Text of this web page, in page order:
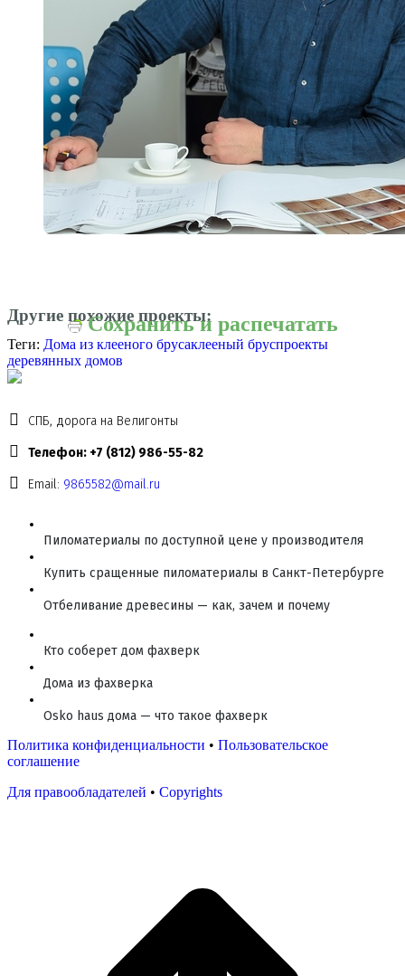
Другие похожие проекты:
Сохранить и распечатать
Теги: Дома из клееного брусаклееный бруспроекты
деревянных домов
СПБ, дорога на Велигонты
Телефон: +7 (812) 986-55-82
Email: 9865582@mail.ru
Пиломатериалы по доступной цене у производителя
Купить сращенные пиломатериалы в Санкт-Петербурге
Отбеливание древесины — как, зачем и почему
Кто соберет дом фахверк
Дома из фахверка
Osko haus дома — что такое фахверк
Политика конфиденциальности • Пользовательское
соглашение
Для правообладателей • Copyrights